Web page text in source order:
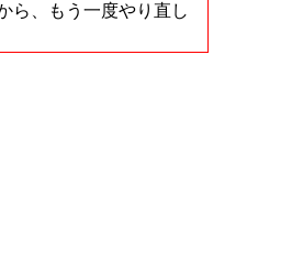
ら、もう一度やり直し